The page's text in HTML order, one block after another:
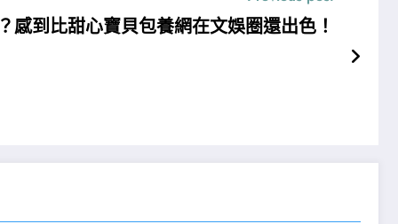
感到比甜心寶貝包養網在文娛圈還出色！